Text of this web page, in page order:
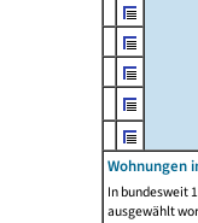
Wohnungen
In bundesweit
ausgewählt